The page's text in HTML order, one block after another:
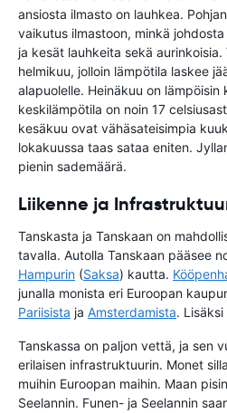
ansiosta ilmasto on lauhkea.
vaikutus ilmastoon, minkä
ja kesät lauhkeita sekä
helmikuu, jolloin lämpötila laskee
alapuolelle. Heinäkuu on lämpöisin
keskilämpötila on noin 17
kesäkuu ovat vähäsateisimpia
lokakuussa taas sataa eniten.
pienin sademäärä.
Liikenne ja
Tanskasta ja Tanskaan on
tavalla. Autolla Tanskaan pääsee
Hampurin (Saksa) kautta.
junalla monista eri Euroopan
Pariisista ja Amsterdamista.
Tanskassa on paljon vettä, ja sen
erilaisen infrastruktuurin. Monet
muihin Euroopan maihin. Maan
Seelannin. Funen- ja Seelannin